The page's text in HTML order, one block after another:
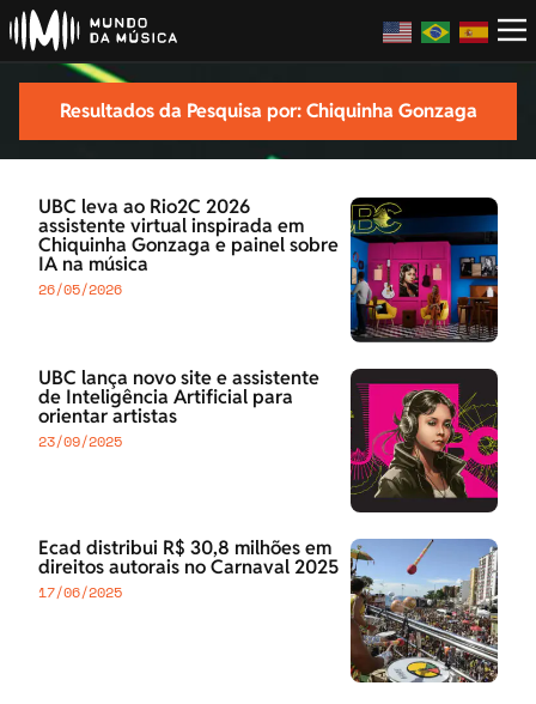
Resultados da Pesquisa por: Chiquinha Gonzaga
UBC leva ao Rio2C 2026
assistente virtual inspirada em
Chiquinha Gonzaga e painel sobre
IA na música
26/05/2026
UBC lança novo site e assistente
de Inteligência Artificial para
orientar artistas
23/09/2025
Ecad distribui R$ 30,8 milhões em
direitos autorais no Carnaval 2025
17/06/2025